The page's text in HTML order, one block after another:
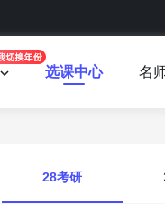
选课中心 名
28考研